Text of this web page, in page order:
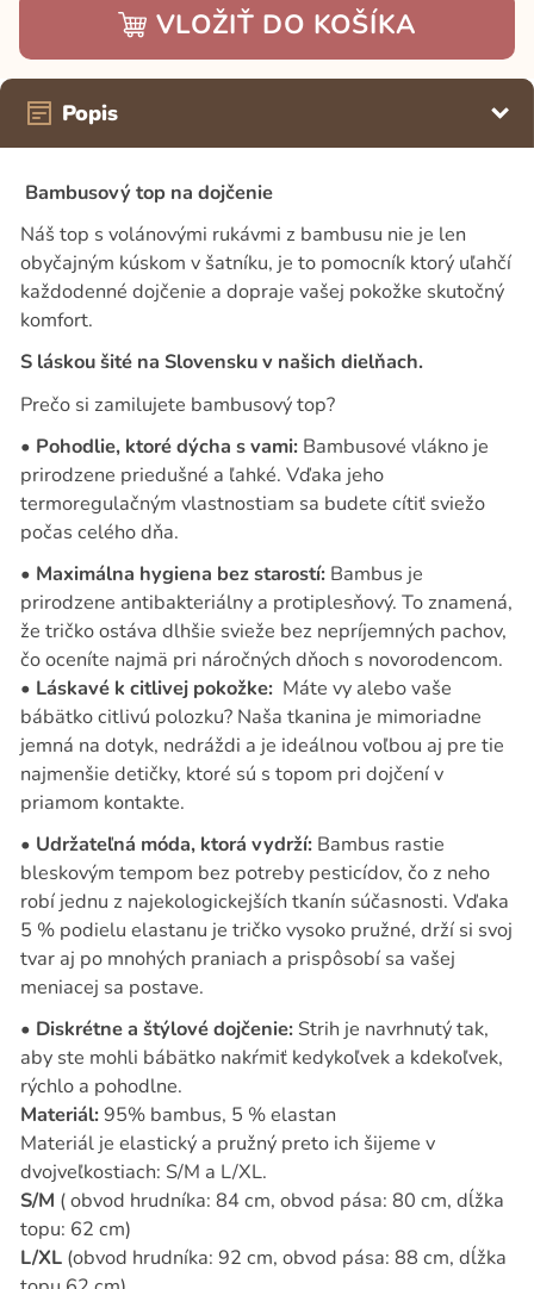
VLOŽIŤ DO KOŠÍKA
Popis
Bambusový top na dojčenie
Náš top s volánovými rukávmi z bambusu nie je len
obyčajným kúskom v šatníku, je to pomocník ktorý uľahčí
každodenné dojčenie a dopraje vašej pokožke skutočný
komfort.
S láskou šité na Slovensku v našich dielňach.
Prečo si zamilujete bambusový top?
• Pohodlie, ktoré dýcha s vami:Bambusové vlákno je
prirodzene priedušné a ľahké. Vďaka jeho
termoregulačným vlastnostiam sa budete cítiť sviežo
počas celého dňa.
• Maximálna hygiena bez starostí:Bambus je
prirodzene antibakteriálny a protiplesňový. To znamená,
že tričko ostáva dlhšie svieže bez nepríjemných pachov,
čo oceníte najmä pri náročných dňoch s novorodencom.
• Láskavé k citlivej pokožke:Máte vy alebo vaše
bábätko citlivú polozku? Naša tkanina je mimoriadne
jemná na dotyk, nedráždi a je ideálnou voľbou aj pre tie
najmenšie detičky, ktoré sú s topom pri dojčení v
priamom kontakte.
• Udržateľná móda, ktorá vydrží:Bambus rastie
bleskovým tempom bez potreby pesticídov, čo z neho
robí jednu z najekologickejších tkanín súčasnosti. Vďaka
5 % podielu elastanu je tričko vysoko pružné, drží si svoj
tvar aj po mnohých praniach a prispôsobí sa vašej
meniacej sa postave.
• Diskrétne a štýlové dojčenie:Strih je navrhnutý tak,
aby ste mohli bábätko nakŕmiť kedykoľvek a kdekoľvek,
rýchlo a pohodlne.
Materiál:95% bambus, 5 % elastan
Materiál je elastický a pružný preto ich šijeme v
dvojveľkostiach: S/M a L/XL.
S/M ( obvod hrudníka: 84 cm, obvod pása: 80 cm, dĺžka
topu: 62 cm)
L/XL(obvod hrudníka: 92 cm, obvod pása: 88 cm, dĺžka